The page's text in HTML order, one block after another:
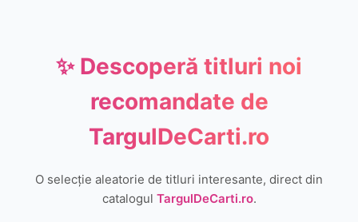
✨ Descoperă titluri noi
recomandate de
TargulDeCarti.ro
O selecție aleatorie de titluri interesante, direct din
catalogul TargulDeCarti.ro.